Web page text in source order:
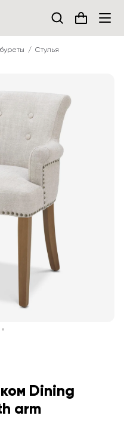
Стулья
Dining
arm